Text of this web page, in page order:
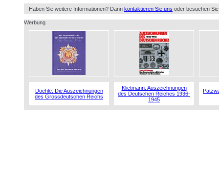
Haben Sie weitere Informationen? Dann kontaktieren Sie uns oder besuchen
Werbung
Doehle: Die Auszeichnungen
des Grossdeutschen Reichs
Klietmann: Auszeichnungen
des Deutschen Reiches 1936-
1945